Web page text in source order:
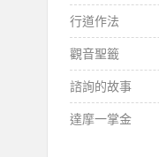
行道作法
觀音聖籤
諮詢的故事
達摩一掌金